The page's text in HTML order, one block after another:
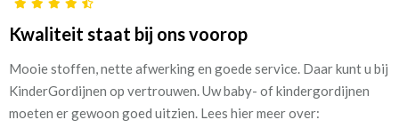
Kwaliteit staat bij ons voorop
Mooie stoffen, nette afwerking en goede service. Daar kunt u bij
KinderGordijnen op vertrouwen. Uw baby- of kindergordijnen
moeten er gewoon goed uitzien. Lees hier meer over: